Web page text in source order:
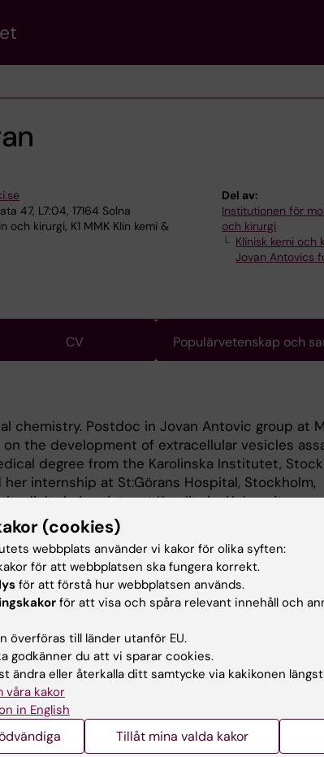
47, L7:04, 17164 Solna
och kirurgi, K1 MMK Klin kemi &
Del av:
Institutionen för
och kirurgi
Klinisk kemi och
Jovan Antovics
CV Populärvetenskap och
chemistry. Postdoc in Jovan Antovic group at
the development of extracellular vesicles
degree from the Karolinska Institutet,
internship at St:Görans Hospital, Stockholm,
clinical chemistry at Karolinska University
specialist in clinical chemistry since 2019 and
hematology assays, platelet dysfunction assays
assays at Karolinska University Laboratory. She
assays and anemia assessment for medical
“Strategies to assess and improve
in March 2021 at Center for Hematology and
department of Medicine Huddinge, Karolinska
she joined Jovan Antovic group as a
of extracellular vesicles assays to
primarily in cancer associated
(cookies)
webbplats använder vi kakor för olika syften:
för att webbplatsen ska fungera korrekt.
för att förstå hur webbplatsen används.
för att visa och spåra relevant innehåll och
överföras till länder utanför EU.
godkänner du att vi sparar cookies.
ändra eller återkalla ditt samtycke via kakikonen
våra kakor
in English
Tillåt mina valda kakor